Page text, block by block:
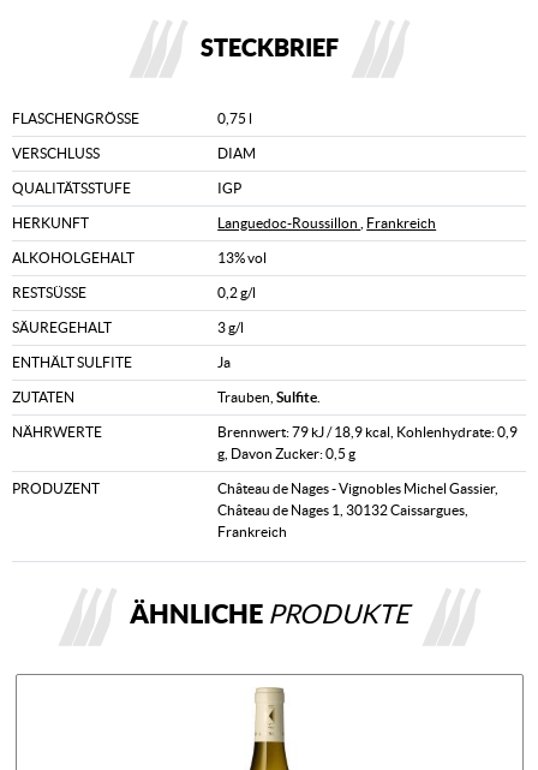
STECKBRIEF
FLASCHENGRÖSSE 0,75 l
VERSCHLUSS DIAM
QUALITÄTSSTUFE IGP
HERKUNFT Languedoc-Roussillon Frankreich
ALKOHOLGEHALT 13% vol
RESTSÜSSE 0,2 g/l
SÄUREGEHALT 3 g/l
ENTHÄLT SULFITE Ja
ZUTATEN Trauben,Sulfite
NÄHRWERTE
Brennwert: 79 kJ / 18,9 kcal, Kohlenhydrate: 0,9
g, Davon Zucker: 0,5 g
PRODUZENT
Château de Nages - Vignobles Michel Gassier,
Château de Nages 1, 30132 Caissargues,
Frankreich
ÄHNLICHE PRODUKTE